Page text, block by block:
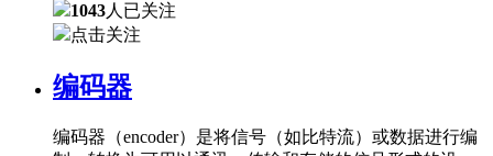
1043人已关注
点击关注
编码器
编码器（encoder）是将信号（如比特流）或数据进行编